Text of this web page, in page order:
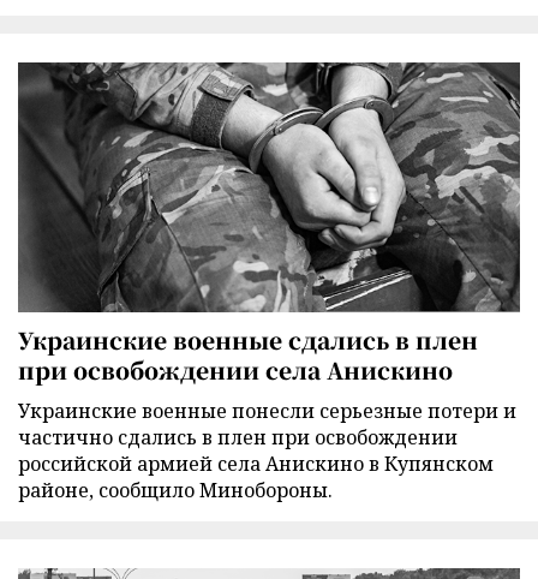
Украинские военные сдались в плен
при освобождении села Анискино
Украинские военные понесли серьезные потери и
частично сдались в плен при освобождении
российской армией села Анискино в Купянском
районе, сообщило Минобороны.